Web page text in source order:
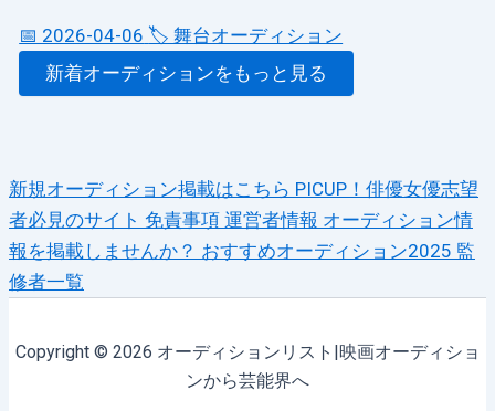
📅 2026-04-06 🏷️ 舞台オーディション
新着オーディションをもっと見る
新規オーディション掲載はこちら PICUP！俳優女優志望
者必見のサイト 免責事項 運営者情報 オーディション情
報を掲載しませんか？ おすすめオーディション2025 監
修者一覧
Copyright © 2026 オーディションリスト|映画オーディショ
ンから芸能界へ